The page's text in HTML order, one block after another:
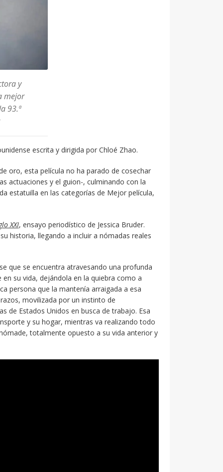
y
mejor
93.ª
escrita y dirigida por Chloé Zhao.
oro, esta película no ha parado de cosechar
actuaciones y el guion-, culminando con la
estatuilla en las categorías de Mejor película,
XXI, ensayo periodístico de Jessica Bruder.
historia, llegando a incluir a nómadas reales
que se encuentra atravesando una profunda
su vida, dejándola en la quiebra como a
persona que la mantenía arraigada a esa
movilizada por un instinto de
de Estados Unidos en busca de trabajo. Esa
y su hogar, mientras va realizando todo
totalmente opuesto a su vida anterior y